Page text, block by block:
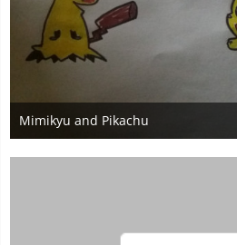
Mimikyu and Pikachu
2. August 2016
1